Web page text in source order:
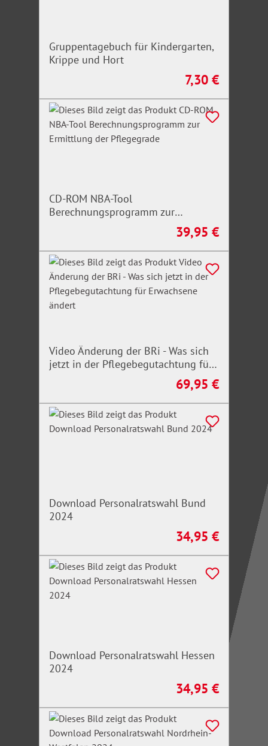
Gruppentagebuch für Kindergarten,
Krippe und Hort
Regulärer Preis:
7,30 €
CD-ROM NBA-Tool
Berechnungsprogramm zur
Regulärer Preis:
39,95 €
Video Änderung der BRi - Was sich
jetzt in der Pflegebegutachtung für
Regulärer Preis:
69,95 €
Download Personalratswahl Bund
2024
Regulärer Preis:
34,95 €
Download Personalratswahl Hessen
2024
Regulärer Preis:
34,95 €